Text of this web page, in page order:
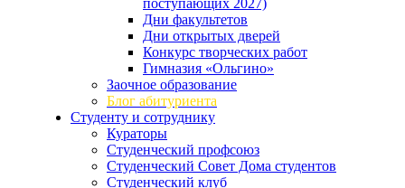
поступающих 2027)
Дни факультетов
Дни открытых дверей
Конкурс творческих работ
Гимназия «Ольгино»
Заочное образование
Блог абитуриента
Студенту и сотруднику
Кураторы
Студенческий профсоюз
Студенческий Совет Дома студентов
Студенческий клуб